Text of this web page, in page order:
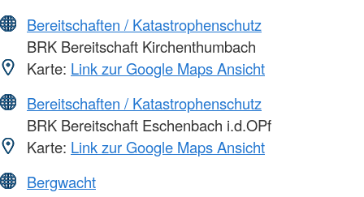
Bereitschaften / Katastrophenschutz
BRK Bereitschaft Kirchenthumbach
Karte: Link zur Google Maps Ansicht
Bereitschaften / Katastrophenschutz
BRK Bereitschaft Eschenbach i.d.OPf
Karte: Link zur Google Maps Ansicht
Bergwacht